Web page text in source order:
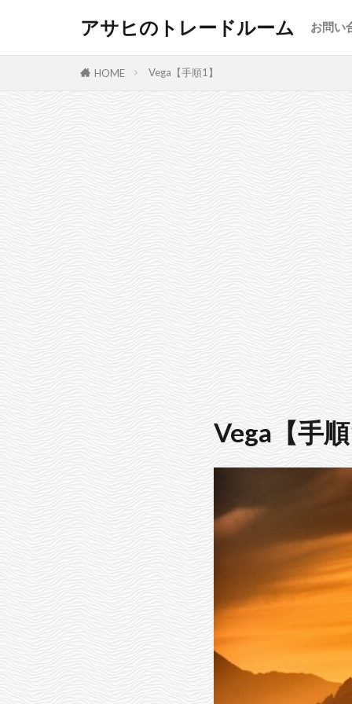
アサヒのトレードルーム お問い
HOME Vega【手順1】
Vega【手